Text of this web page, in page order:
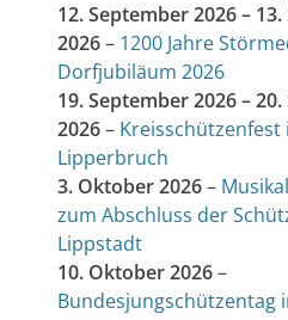
12. September 2026–
2026– 1200 Jahre
Dorfjubiläum 2026
19. September 2026–
2026– Kreisschützenfest
Lipperbruch
3. Oktober 2026–
zum Abschluss der
Lippstadt
10. Oktober 2026–
Bundesjungschützentag